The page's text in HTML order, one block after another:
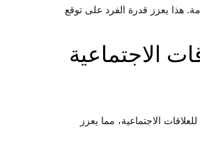
هذا يعزز قدرة الفرد على توقع
الاجتماعية
الاجتماعية، مما يعزز